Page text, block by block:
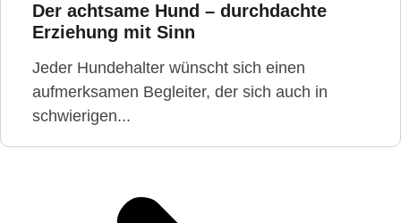
Der achtsame Hund – durchdachte
Erziehung mit Sinn
Jeder Hundehalter wünscht sich einen
aufmerksamen Begleiter, der sich auch in
schwierigen...